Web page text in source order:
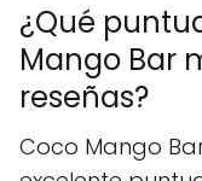
¿Qué
Mango Bar
reseñas?
Coco Mango